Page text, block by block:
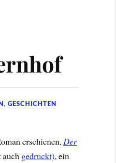
,GESCHICHTEN
erschienen,Der
gedruckt), ein